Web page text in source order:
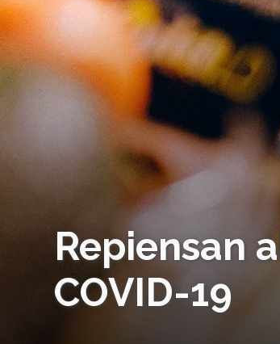
Repiensan
COVID-19